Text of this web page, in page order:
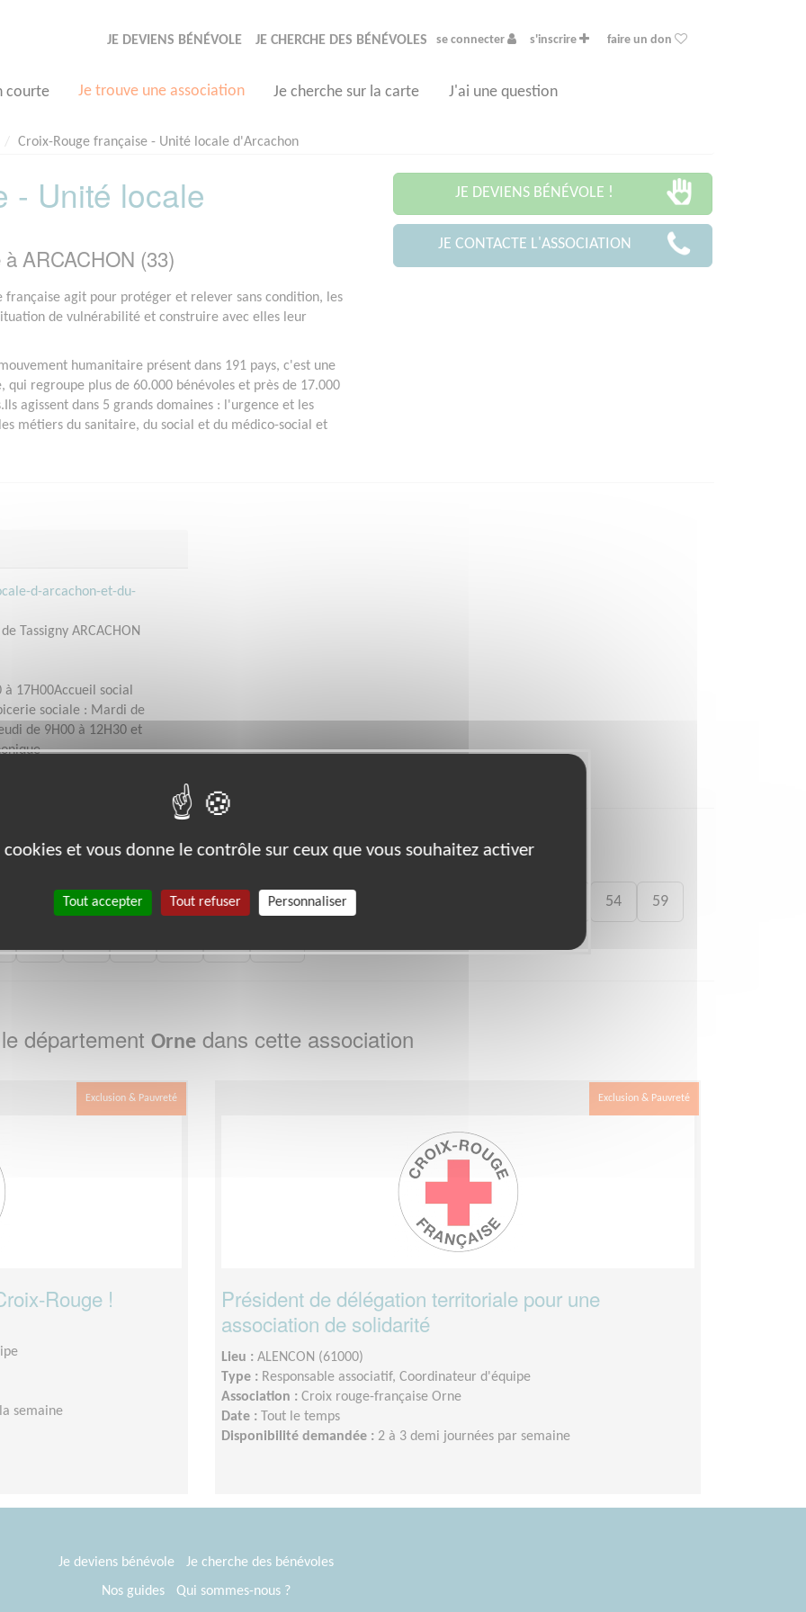
JE DEVIENS BÉNÉVOLE JE CHERCHE DES BÉNÉVOLES se connecter s'inscrire faire un don
courte Je trouve une association Je cherche sur la carte J'ai une question
Croix-Rouge française - Unité locale d'Arcachon
- Unité locale
ARCACHON (33)
française agit pour protéger et relever sans condition, les
de vulnérabilité et construire avec elles leur
humanitaire présent dans 191 pays, c'est une
regroupe plus de 60.000 bénévoles et près de 17.000
agissent dans 5 grands domaines : l'urgence et les
métiers du sanitaire, du social et du médico-social et
JE DEVIENS BÉNÉVOLE !
JE CONTACTE L'ASSOCIATION
d-arcachon-et-du-
Tassigny ARCACHON
17H00Accueil social
sociale : Mardi de
de 9H00 à 12H30 et
par département :
26 27 29 33 35 38 54 59
département Orne dans cette association
Exclusion & Pauvreté
Rouge !
semaine
Exclusion & Pauvreté
Président de délégation territoriale pour une
association de solidarité
Lieu : ALENCON (61000)
Type : Responsable associatif, Coordinateur d'équipe
Association : Croix rouge-française Orne
Date :
Tout le temps
Disponibilité demandée : 2 à 3 demi journées par semaine
Je deviens bénévole
Je cherche des bénévoles
Nos guides
Qui sommes-nous ?
cookies et vous donne le contrôle sur ceux que vous souhaitez activer
Tout accepter Tout refuser Personnaliser